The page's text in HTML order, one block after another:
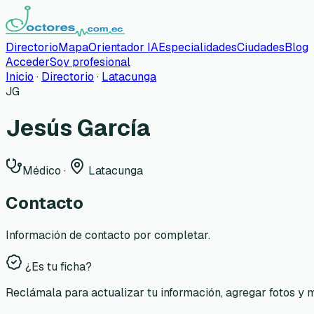
DirectorioMapaOrientador IAEspecialidadesCiudadesBlog
AccederSoy profesional
Inicio · Directorio · Latacunga
JG
Jesús García
Médico · Latacunga
Contacto
Información de contacto por completar.
¿Es tu ficha?
Reclámala para actualizar tu información, agregar fotos y